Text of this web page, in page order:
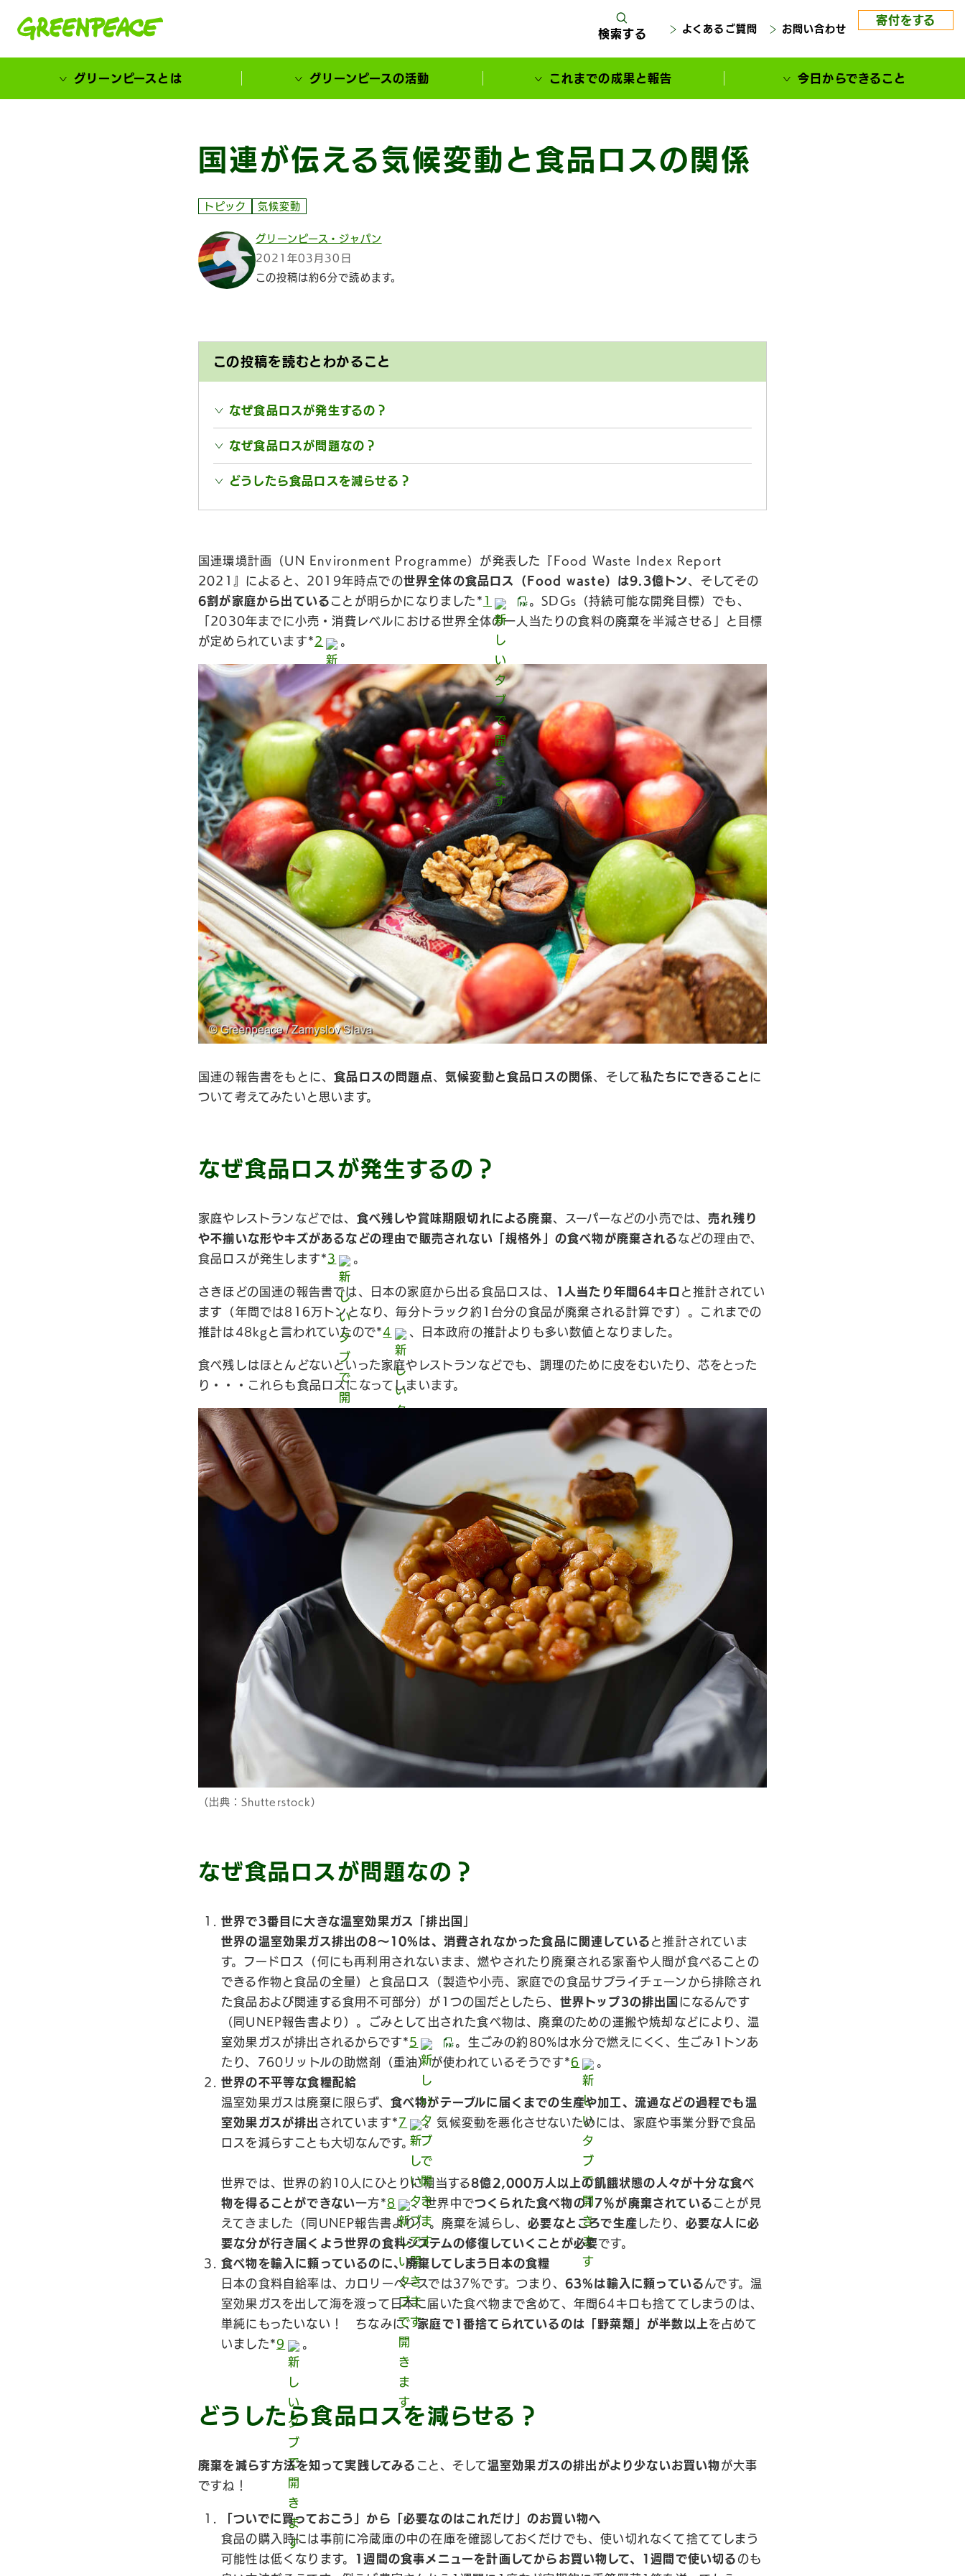
検索する よくあるご質問 お問い合わせ
寄付をする
グリーンピースとは グリーンピースの活動 これまでの成果と報告 今日からできること
国連が伝える気候変動と食品ロスの関係
トピック 気候変動
グリーンピース・ジャパン
2021年03月30日
この投稿は約6分で読めます。
この投稿を読むとわかること
なぜ食品ロスが発生するの？
なぜ食品ロスが問題なの？
どうしたら食品ロスを減らせる？
国連環境計画（UN Environment Programme）が発表した『Food Waste Index Report
2021』によると、2019年時点での世界全体の食品ロス（Food waste）は9.3億トン、そしてその
6割が家庭から出ている ことが明らかになりました* 1
。SDGs（持続可能な開発目標）でも、
「2030年までに小売・消費レベルにおける世界全体の一人当たりの食料の廃棄を半減させる」と目標
が定められています*2 。
国連の報告書をもとに、食品ロスの問題点、気候変動と食品ロスの関係、そして私たちにできること に
ついて考えてみたいと思います。
なぜ食品ロスが発生するの？
家庭やレストランなどでは、 食べ残しや賞味期限切れによる廃棄、スーパーなどの小売では、売れ残り
や不揃いな形やキズがあるなどの理由で販売されない「規格外」の食べ物が廃棄されるなどの理由で、
食品ロスが発生します*3 。
さきほどの国連の報告書では、日本の家庭から出る食品ロスは、 1人当たり年間64キロ と推計されてい
ます（年間では816万トンとなり、毎分トラック約1台分の食品が廃棄される計算です）。これまでの
推計は48kgと言われていたので*4 、日本政府の推計よりも多い数値となりました。
食べ残しはほとんどないといった家庭やレストランなどでも、調理のために皮をむいたり、芯をとった
り・・・これらも食品ロスになってしまいます。
（出典：Shutterstock）
なぜ食品ロスが問題なの？
世界で3番目に大きな温室効果ガス「排出国
世界の温室効果ガス排出の8〜10%は、消費されなかった食品に関連している と推計されていま
す。フードロス（何にも再利用されないまま、燃やされたり廃棄される家畜や人間が食べることの
できる作物と食品の全量）と食品ロス（製造や小売、家庭での食品サプライチェーンから排除され
た食品および関連する食用不可部分）が1つの国だとしたら、 世界トップ3の排出国 になるんです
（同UNEP報告書より）。ごみとして出された食べ物は、廃棄のための運搬や焼却などにより、温
室効果ガスが排出されるからです*5
。生ごみの約80%は水分で燃えにくく、生ごみ1トンあ
たり、760リットルの助燃剤（重油）が使われているそうです*6
。
世界の不平等な食糧配給
温室効果ガスは廃棄に限らず、 食べ物がテーブルに届くまでの生産や加工、流通などの過程でも温
室効果ガスが排出 されています*7
。気候変動を悪化させないためには、家庭や事業分野で食品
ロスを減らすことも大切なんです。
世界では、世界の約10人にひとりに相当する8億2,000万人以上の飢餓状態の人々が十分な食べ
物を得ることができない一方*8 、世界中でつくられた食べ物の17％が廃棄されている ことが見
えてきました（同UNEP報告書より）。廃棄を減らし、必要なところで生産 したり、 必要な人に必
要な分が行き届くよう世界の食料システムの修復していくことが必要です。
食べ物を輸入に頼っているのに、廃棄してしまう日本の食糧
日本の食料自給率は、カロリーベースでは37%です。つまり、 63%は輸入に頼っている んです。温
室効果ガスを出して海を渡って日本に届いた食べ物まで含めて、年間64キロも捨ててしまうのは、
単純にもったいない！ ちなみに、家庭で1番捨てられているのは「野菜類」が半数以上 を占めて
いました*9 。
どうしたら食品ロスを減らせる？
廃棄を減らす方法を知って実践してみる こと、そして温室効果ガスの排出がより少ないお買い物が大事
ですね！
「ついでに買っておこう」から「必要なのはこれだけ」のお買い物へ
食品の購入時には事前に冷蔵庫の中の在庫を確認しておくだけでも、使い切れなくて捨ててしまう
可能性は低くなります。
1週間の食事メニューを計画してからお買い物して、1週間で使い切る のも